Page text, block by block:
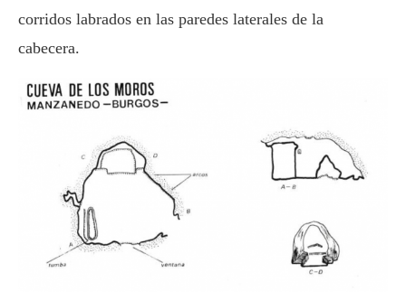
corridos labrados en las paredes laterales de la
cabecera.